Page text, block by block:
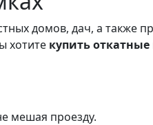
домов, дач, а
хотите купить откатные
мешая проезду.